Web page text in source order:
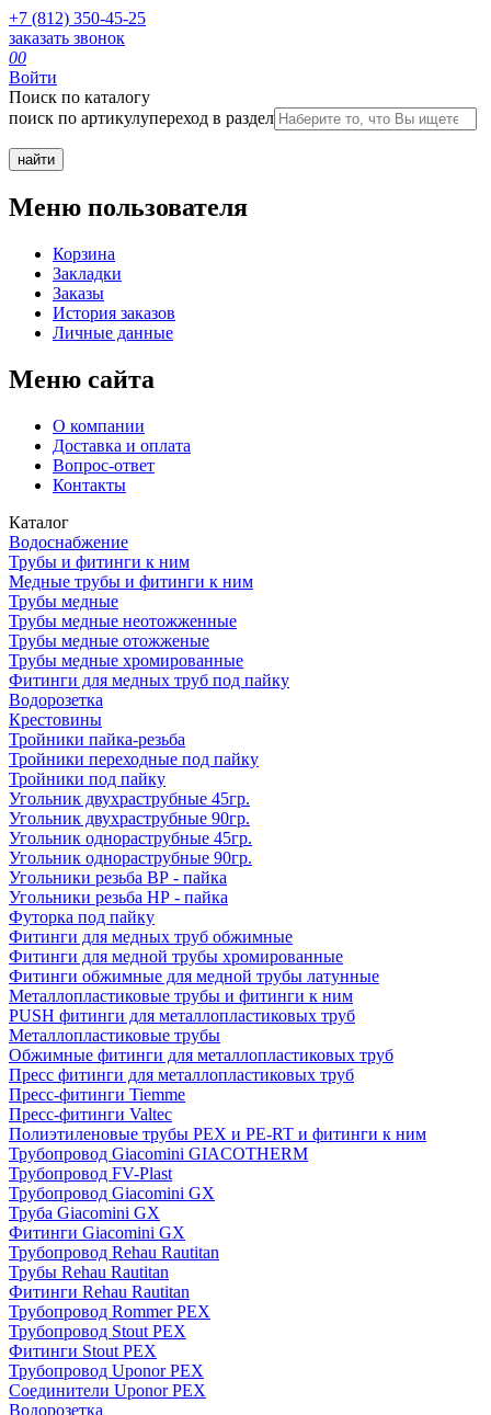
+7 (812) 350-45-25
заказать звонок
00
Войти
Поиск по каталогу
поиск по артикулупереход в раздел
Меню пользователя
Корзина
Закладки
Заказы
История заказов
Личные данные
Меню сайта
О компании
Доставка и оплата
Вопрос-ответ
Контакты
Каталог
Водоснабжение
Трубы и фитинги к ним
Медные трубы и фитинги к ним
Трубы медные
Трубы медные неотожженные
Трубы медные отожженые
Трубы медные хромированные
Фитинги для медных труб под пайку
Водорозетка
Крестовины
Тройники пайка-резьба
Тройники переходные под пайку
Тройники под пайку
Угольник двухраструбные 45гр.
Угольник двухраструбные 90гр.
Угольник однораструбные 45гр.
Угольник однораструбные 90гр.
Угольники резьба ВР - пайка
Угольники резьба НР - пайка
Футорка под пайку
Фитинги для медных труб обжимные
Фитинги для медной трубы хромированные
Фитинги обжимные для медной трубы латунные
Металлопластиковые трубы и фитинги к ним
PUSH фитинги для металлопластиковых труб
Металлопластиковые трубы
Обжимные фитинги для металлопластиковых труб
Пресс фитинги для металлопластиковых труб
Пресс-фитинги Tiemme
Пресс-фитинги Valtec
Полиэтиленовые трубы PEX и PE-RT и фитинги к ним
Трубопровод Giacomini GIACOTHERM
Трубопровод FV-Plast
Трубопровод Giacomini GX
Труба Giacomini GX
Фитинги Giacomini GX
Трубопровод Rehau Rautitan
Трубы Rehau Rautitan
Фитинги Rehau Rautitan
Трубопровод Rommer PEX
Трубопровод Stout PEX
Фитинги Stout PEX
Трубопровод Uponor PEX
Соединители Uponor PEX
Водорозетка